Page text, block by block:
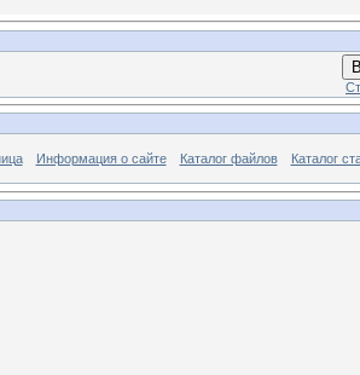
Информация о сайте Каталог файлов Каталог